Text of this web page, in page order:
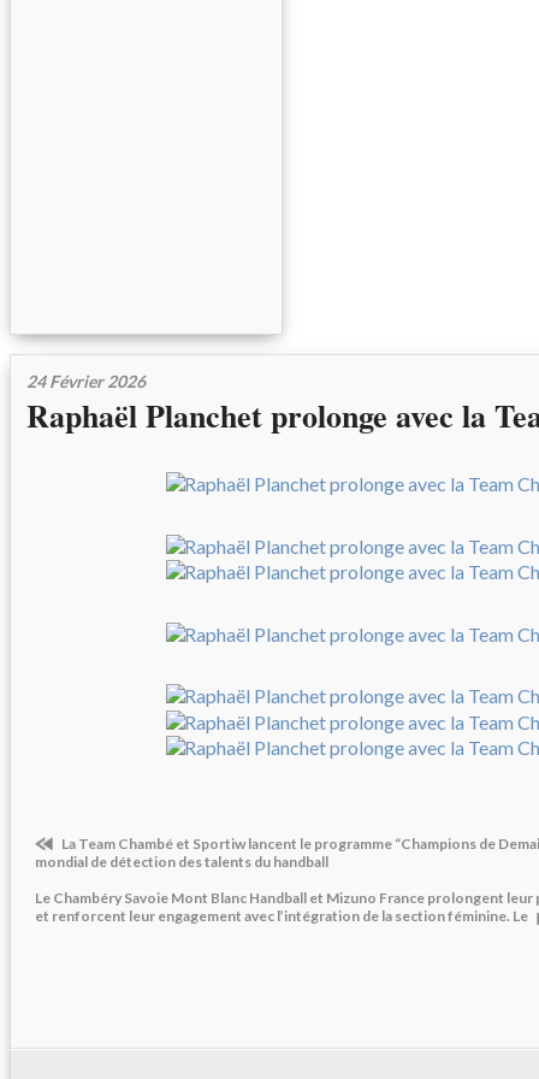
24 Février 2026
Raphaël Planchet prolonge avec la
La Team Chambé et Sportiw lancent le programme “Champions de
mondial de détection des talents du handball
Le Chambéry Savoie Mont Blanc Handball et Mizuno France prolongent
et renforcent leur engagement avec l’intégration de la section féminine. Le